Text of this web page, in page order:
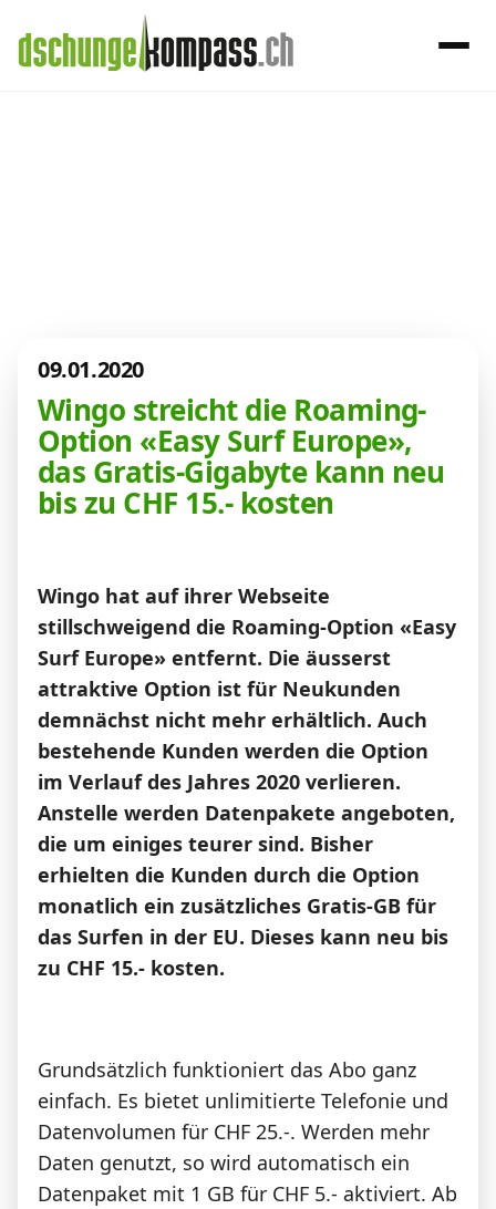
Kombi-Angebote
Aktionen
Forum
Über uns
Datenschutz·AGB Impressum
09.01.2020
Wingo streicht die Roaming-
Option «Easy Surf Europe»,
das Gratis-Gigabyte kann neu
bis zu CHF 15.- kosten
Wingo hat auf ihrer Webseite
stillschweigend die Roaming-Option «Easy
Surf Europe» entfernt. Die äusserst
attraktive Option ist für Neukunden
demnächst nicht mehr erhältlich. Auch
bestehende Kunden werden die Option
im Verlauf des Jahres 2020 verlieren.
Anstelle werden Datenpakete angeboten,
die um einiges teurer sind. Bisher
erhielten die Kunden durch die Option
monatlich ein zusätzliches Gratis-GB für
das Surfen in der EU. Dieses kann neu bis
zu CHF 15.- kosten.
Grundsätzlich funktioniert das Abo ganz
einfach. Es bietet unlimitierte Telefonie und
Datenvolumen für CHF 25.-. Werden mehr
Daten genutzt, so wird automatisch ein
Datenpaket mit 1 GB für CHF 5.- aktiviert. Ab